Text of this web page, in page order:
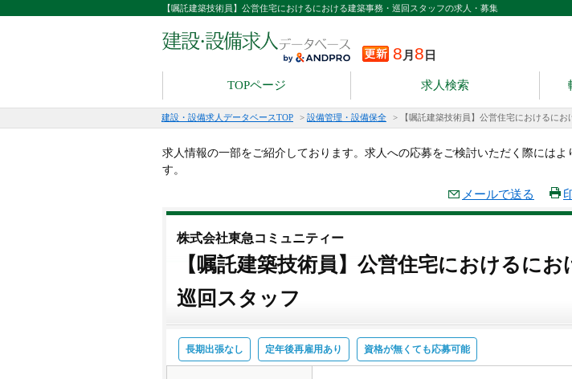
【嘱託建築技術員】公営住宅におけるにおける建築事務・巡回スタッフの求人・募集
8 月 8 日
TOPページ 求人検索
建設・設備求人データベースTOP > 設備管理・設備保全 > 【嘱託建築技術員】公営住宅におけるに
求人情報の一部をご紹介しております。求人への応募をご検討いただく際にはよ
す。
メールで送る
株式会社東急コミュニティー
【嘱託建築技術員】公営住宅におけるにお
巡回スタッフ
長期出張なし 定年後再雇用あり 資格が無くても応募可能